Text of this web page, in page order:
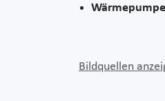
Bildquellen